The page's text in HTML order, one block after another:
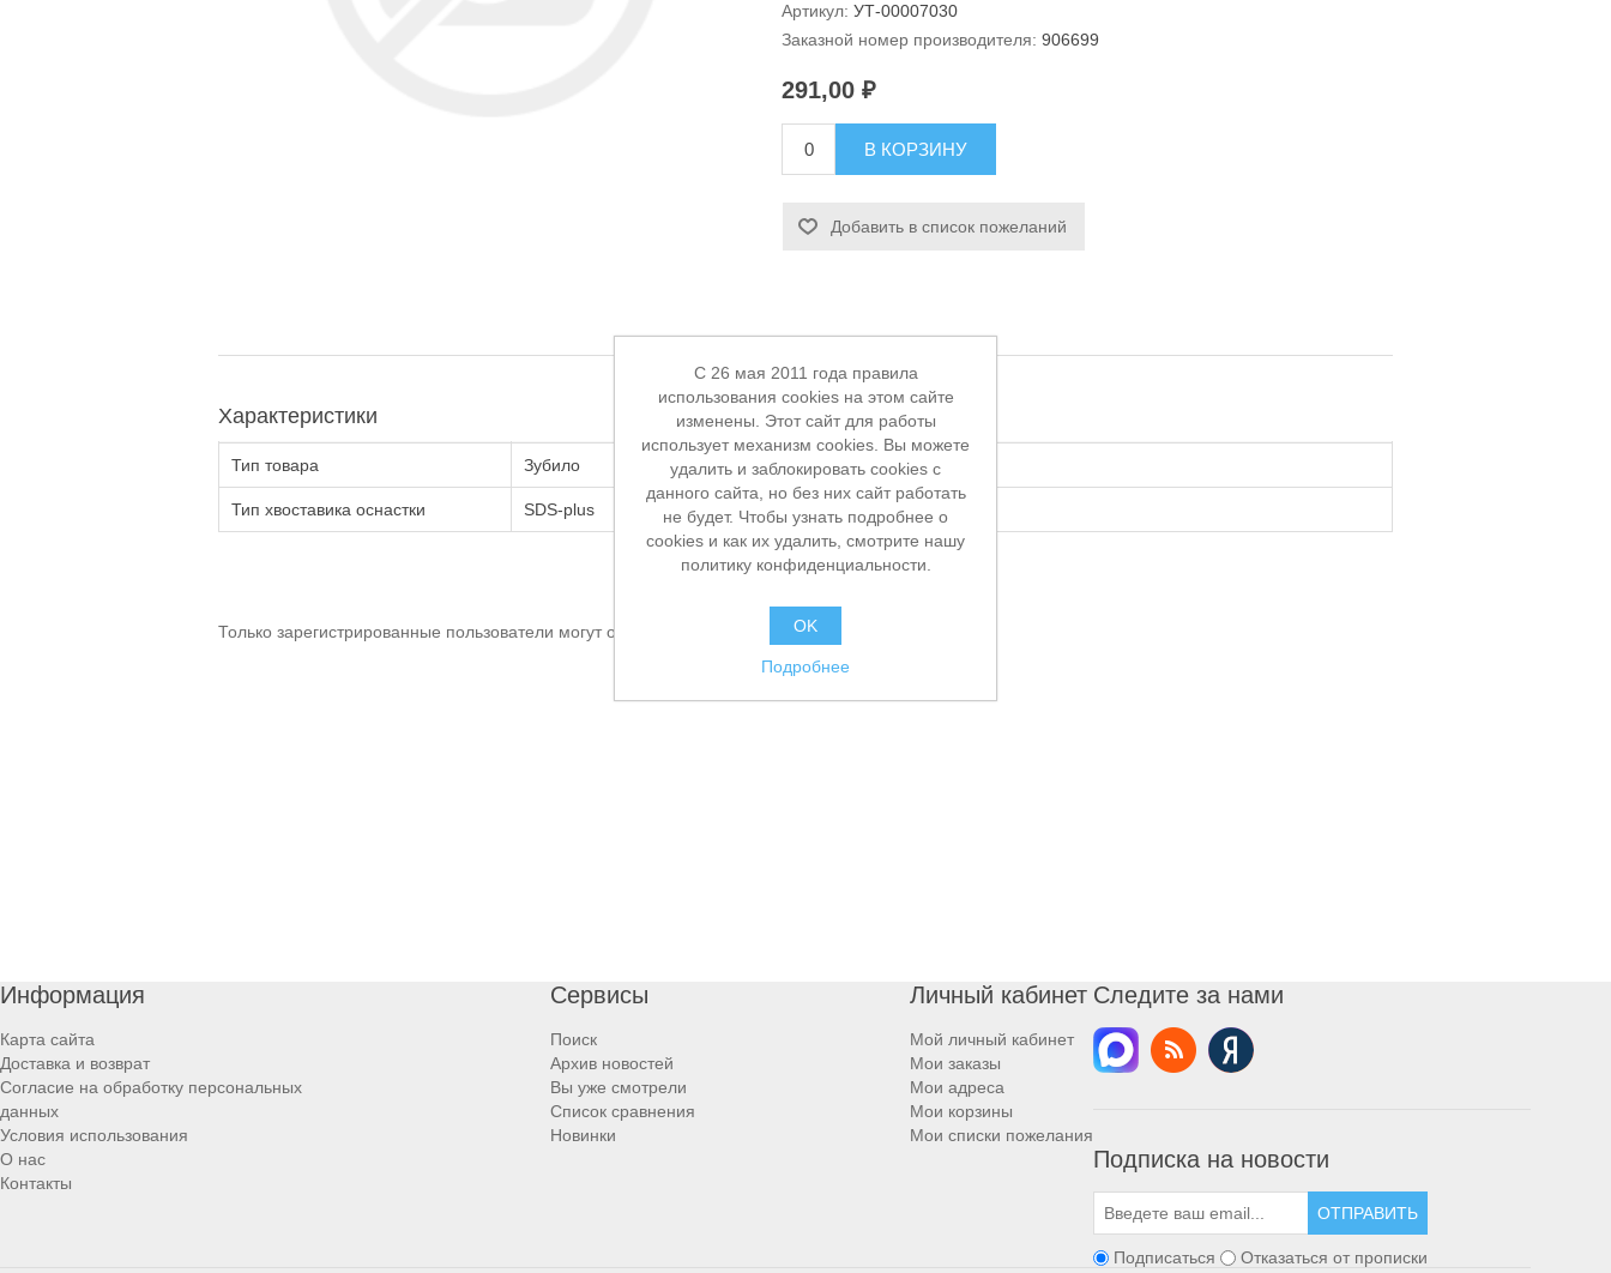
Артикул: УТ-00007030
Заказной номер производителя: 906699
291,00 ₽
В КОРЗИНУ
Добавить в список пожеланий
Характеристики
Тип товара Зубило
Тип хвоставика оснастки SDS-plus
Только зарегистрированные пользователи могут оставлять отзывы
Информация
Карта сайта
Доставка и возврат
Согласие на обработку персональных
данных
Условия использования
О нас
Контакты
Сервисы
Поиск
Архив новостей
Вы уже смотрели
Список сравнения
Новинки
Личный кабинет
Мой личный кабинет
Мои заказы
Мои адреса
Мои корзины
Мои списки пожелания
Следите за нами
Подписка на новости
ОТПРАВИТЬ
Подписаться Отказаться от прописки
C 26 мая 2011 года правила
использования cookies на этом сайте
изменены. Этот сайт для работы
использует механизм cookies. Вы можете
удалить и заблокировать cookies с
данного сайта, но без них сайт работать
не будет. Чтобы узнать подробнее о
cookies и как их удалить, смотрите нашу
политику конфиденциальности.
OK
Подробнее